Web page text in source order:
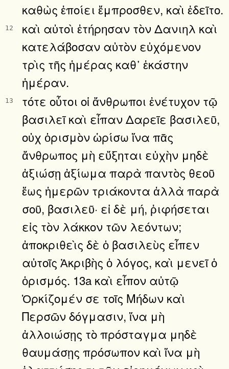
καθὼς ἐποίει ἔμπροσθεν, καὶ ἐδεῖτο.
12
καὶ αὐτοὶ ἐτήρησαν τὸν Δανιηλ καὶ
κατελάβοσαν αὐτὸν εὐχόμενον
τρὶς τῆς ἡμέρας καθ᾿ ἑκάστην
ἡμέραν.
13
τότε οὗτοι οἱ ἄνθρωποι ἐνέτυχον τῷ
βασιλεῖ καὶ εἶπαν Δαρεῖε βασιλεῦ,
οὐχ ὁρισμὸν ὡρίσω ἵνα πᾶς
ἄνθρωπος μὴ εὔξηται εὐχὴν μηδὲ
ἀξιώσῃ ἀξίωμα παρὰ παντὸς θεοῦ
ἕως ἡμερῶν τριάκοντα ἀλλὰ παρὰ
σοῦ, βασιλεῦ· εἰ δὲ μή, ῥιφήσεται
εἰς τὸν λάκκον τῶν λεόντων;
ἀποκριθεὶς δὲ ὁ βασιλεὺς εἶπεν
αὐτοῖς Ἀκριβὴς ὁ λόγος, καὶ μενεῖ ὁ
ὁρισμός. 13a καὶ εἶπον αὐτῷ
Ὁρκίζομέν σε τοῖς Μήδων καὶ
Περσῶν δόγμασιν, ἵνα μὴ
ἀλλοιώσῃς τὸ πρόσταγμα μηδὲ
θαυμάσῃς πρόσωπον καὶ ἵνα μὴ